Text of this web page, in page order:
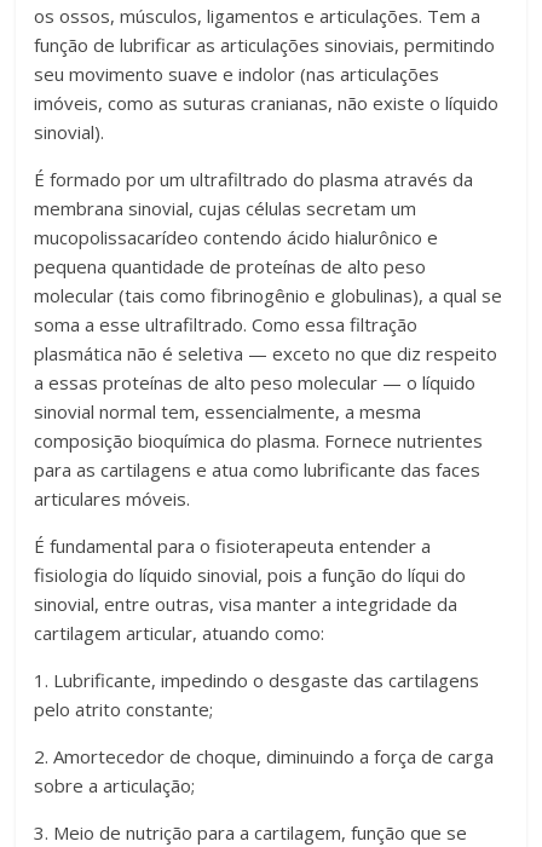
os ossos, músculos, ligamentos e articulações. Tem a
função de lubrificar as articulações sinoviais, permitindo
seu movimento suave e indolor (nas articulações
imóveis, como as suturas cranianas, não existe o líquido
sinovial).
É formado por um ultrafiltrado do plasma através da
membrana sinovial, cujas células secretam um
mucopolissacarídeo contendo ácido hialurônico e
pequena quantidade de proteínas de alto peso
molecular (tais como fibrinogênio e globulinas), a qual se
soma a esse ultrafiltrado. Como essa filtração
plasmática não é seletiva — exceto no que diz respeito
a essas proteínas de alto peso molecular — o líquido
sinovial normal tem, essencialmente, a mesma
composição bioquímica do plasma. Fornece nutrientes
para as cartilagens e atua como lubrificante das faces
articulares móveis.
É fundamental para o fisioterapeuta entender a
fisiologia do líquido sinovial, pois a função do líqui do
sinovial, entre outras, visa manter a integridade da
cartilagem articular, atuando como:
1. Lubrificante, impedindo o desgaste das cartilagens
pelo atrito constante;
2. Amortecedor de choque, diminuindo a força de carga
sobre a articulação;
3. Meio de nutrição para a cartilagem, função que se